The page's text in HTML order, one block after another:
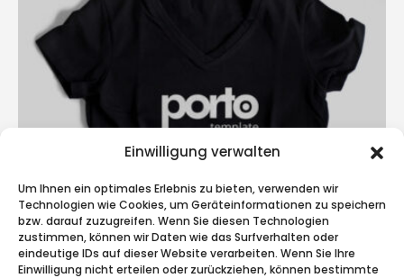
Einwilligung verwalten
Um Ihnen ein optimales Erlebnis zu bieten, verwenden wir
Technologien wie Cookies, um Geräteinformationen zu speichern
bzw. darauf zuzugreifen. Wenn Sie diesen Technologien
zustimmen, können wir Daten wie das Surfverhalten oder
eindeutige IDs auf dieser Website verarbeiten. Wenn Sie Ihre
Einwilligung nicht erteilen oder zurückziehen, können bestimmte
Small Slider
DESIGN